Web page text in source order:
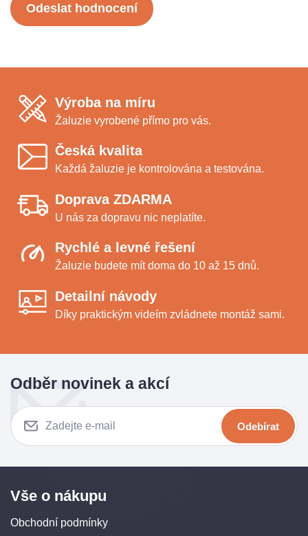
Odeslat hodnocení
Výroba na míru
Žaluzie vyrobené přímo pro vás.
Česká kvalita
Každá žaluzie je kontrolována a testována.
Doprava ZDARMA
U nás za dopravu nic neplatíte.
Rychlé a levné řešení
Žaluzie budete mít doma do 10 až 15 dnů.
Detailní návody
Díky praktickým videím zvládnete montáž sami.
Odběr novinek a akcí
Odebírat
Vše o nákupu
Obchodní podmínky